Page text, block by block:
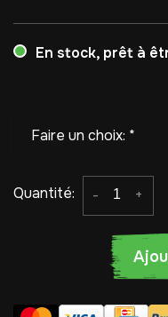
En stock, prêt à
Faire un choix: *
Quantité: +
-